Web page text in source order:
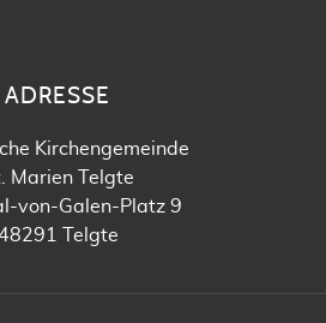
ADRESSE
Kirchengemeinde
Marien Telgte
von-Galen-Platz 9
Telgte